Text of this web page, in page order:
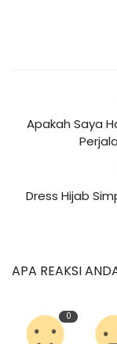
Apakah Saya
Dress Hijab
APA REAKSI
0